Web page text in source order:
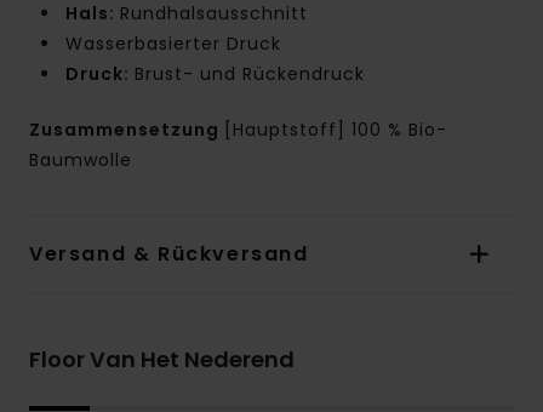
Hals: Rundhalsausschnitt
Wasserbasierter Druck
Druck: Brust- und Rückendruck
Zusammensetzung
[Hauptstoff] 100 % Bio-
Baumwolle
Versand & Rückversand
Floor Van Het Nederend